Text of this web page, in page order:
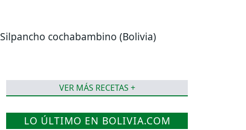
Silpancho cochabambino (Bolivia)
VER MÁS RECETAS +
LO ÚLTIMO EN BOLIVIA.COM